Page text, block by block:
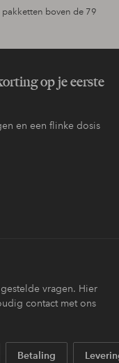
boven de 79
op je eerste
en een flinke dosis
vragen. Hier
contact met ons
Betaling